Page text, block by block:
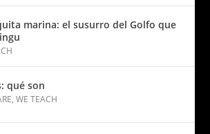
marina: el susurro del Golfo que
qué son
,WE TEACH